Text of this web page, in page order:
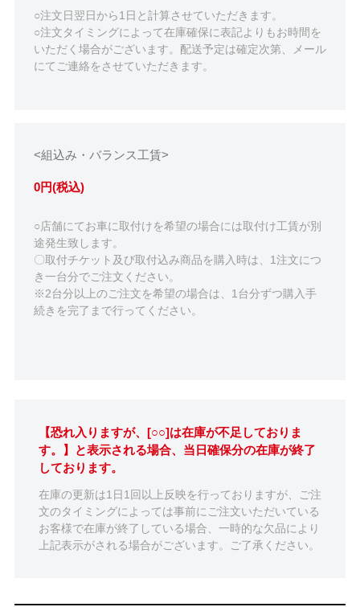
○注文日翌日から1日と計算させていただきます。
○注文タイミングによって在庫確保に表記よりもお時間を
いただく場合がございます。配送予定は確定次第、メール
にてご連絡をさせていただきます。
<組込み・バランス工賃>
0円(税込)
○店舗にてお車に取付けを希望の場合には取付け工賃が別
途発生致します。
〇取付チケット及び取付込み商品を購入時は、1注文につ
き一台分でご注文ください。
※2台分以上のご注文を希望の場合は、1台分ずつ購入手
続きを完了まで行ってください。
【恐れ入りますが、[○○]は在庫が不足しておりま
す。】と表示される場合、当日確保分の在庫が終了
しております。
在庫の更新は1日1回以上反映を行っておりますが、ご注
文のタイミングによっては事前にご注文いただいている
お客様で在庫が終了している場合、一時的な欠品により
上記表示がされる場合がございます。ご了承ください。